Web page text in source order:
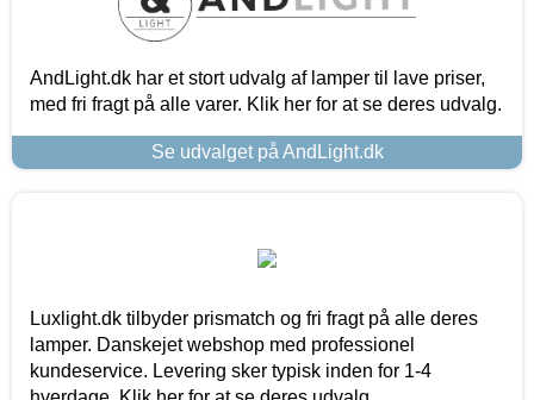
AndLight.dk har et stort udvalg af lamper til lave priser,
med fri fragt på alle varer. Klik her for at se deres udvalg.
Se udvalget på AndLight.dk
Luxlight.dk tilbyder prismatch og fri fragt på alle deres
lamper. Danskejet webshop med professionel
kundeservice. Levering sker typisk inden for 1-4